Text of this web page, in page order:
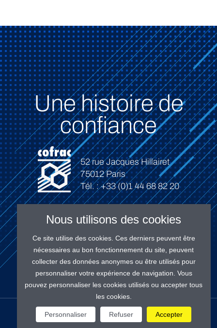
Une histoire de
confiance
52 rue Jacques Hillairet
75012 Paris
Tél. : +33 (0)1 44 68 82 20
Connexion
NOS RÉSEAUX
Nous utilisons des cookies
Ce site utilise des cookies. Ces derniers peuvent être
nécessaires au bon fonctionnement du site, peuvent
collecter des données anonymes ou être utilisés pour
personnaliser votre expérience de navigation. Vous
pouvez personnaliser les cookies utilisés ou accepter tous
les cookies.
Personnaliser Refuser Accepter